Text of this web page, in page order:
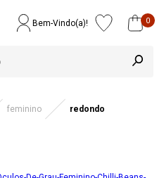
Bem-Vindo(a)! 0
feminino redondo